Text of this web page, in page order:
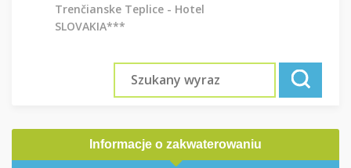
Trenčianske Teplice - Hotel
SLOVAKIA***
Informacje o zakwaterowaniu